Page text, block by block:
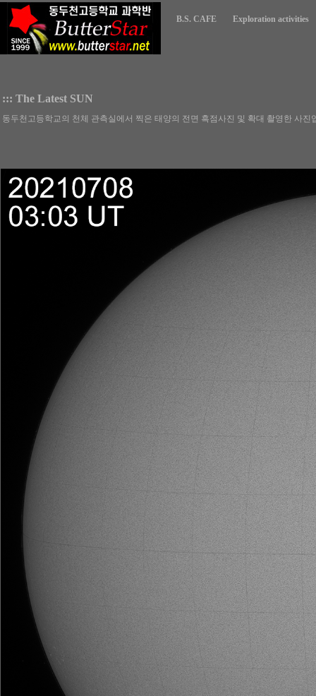
B.S. CAFE Exploration activities
::: The Latest SUN
동두천고등학교의 천체 관측실에서 찍은 태양의 전면 흑점사진 및 확대 촬영한 사진